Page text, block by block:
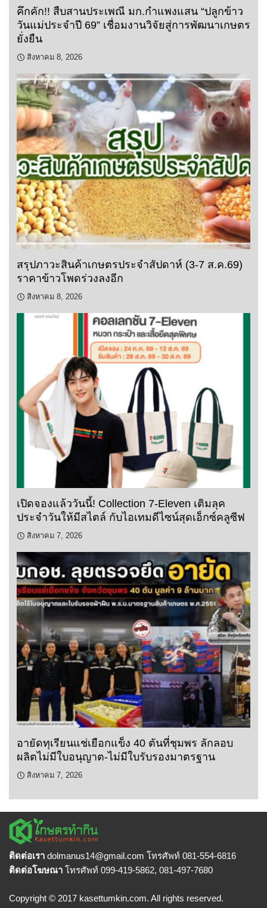
คึกคัก!! สืบสานประเพณี มก.กำแพงแสน “ปลูกข้าว
วันแม่ประจำปี 69” เชื่อมงานวิจัยสู่การพัฒนาเกษตร
ยั่งยืน
สิงหาคม 8, 2026
สรุปภาวะสินค้าเกษตรประจำสัปดาห์ (3-7 ส.ค.69)
ราคาข้าวโพดร่วงลงอีก
สิงหาคม 8, 2026
เปิดจองแล้ววันนี้! Collection 7-Eleven เติมลุค
ประจำวันให้มีสไตล์ กับไอเทมดีไซน์สุดเอ็กซ์คลูซีฟ
สิงหาคม 7, 2026
อายัดทุเรียนแช่เยือกแข็ง 40 ตันที่ชุมพร ลักลอบ
ผลิตไม่มีใบอนุญาต-ไม่มีใบรับรองมาตรฐาน
สิงหาคม 7, 2026
ติดต่อเรา dolmanus14@gmail.com โทรศัพท์ 081-554-6816
ติดต่อโฆษณา โทรศัพท์ 099-419-5862, 081-497-7680
Copyright © 2017 kasettumkin.com. All rights reserved.